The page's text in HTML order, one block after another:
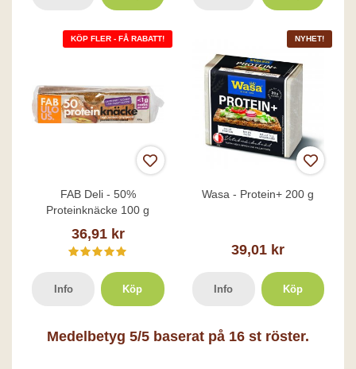
KÖP FLER - FÅ RABATT!
FAB Deli - 50%
Proteinknäcke 100 g
36,91 kr
Info Köp
NYHET!
Wasa - Protein+ 200 g
39,01 kr
Info Köp
Medelbetyg 5/5 baserat på 16 st röster.